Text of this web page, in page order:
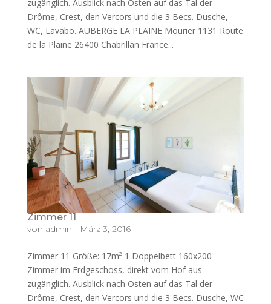
zugänglich. Ausblick nach Osten auf das Tal der
Drôme, Crest, den Vercors und die 3 Becs. Dusche,
WC, Lavabo. AUBERGE LA PLAINE Mourier 1131 Route
de la Plaine 26400 Chabrillan France...
Zimmer 11
von admin | März 3, 2016
Zimmer 11 Größe: 17m² 1 Doppelbett 160x200
Zimmer im Erdgeschoss, direkt vom Hof aus
zugänglich. Ausblick nach Osten auf das Tal der
Drôme, Crest, den Vercors und die 3 Becs. Dusche, WC